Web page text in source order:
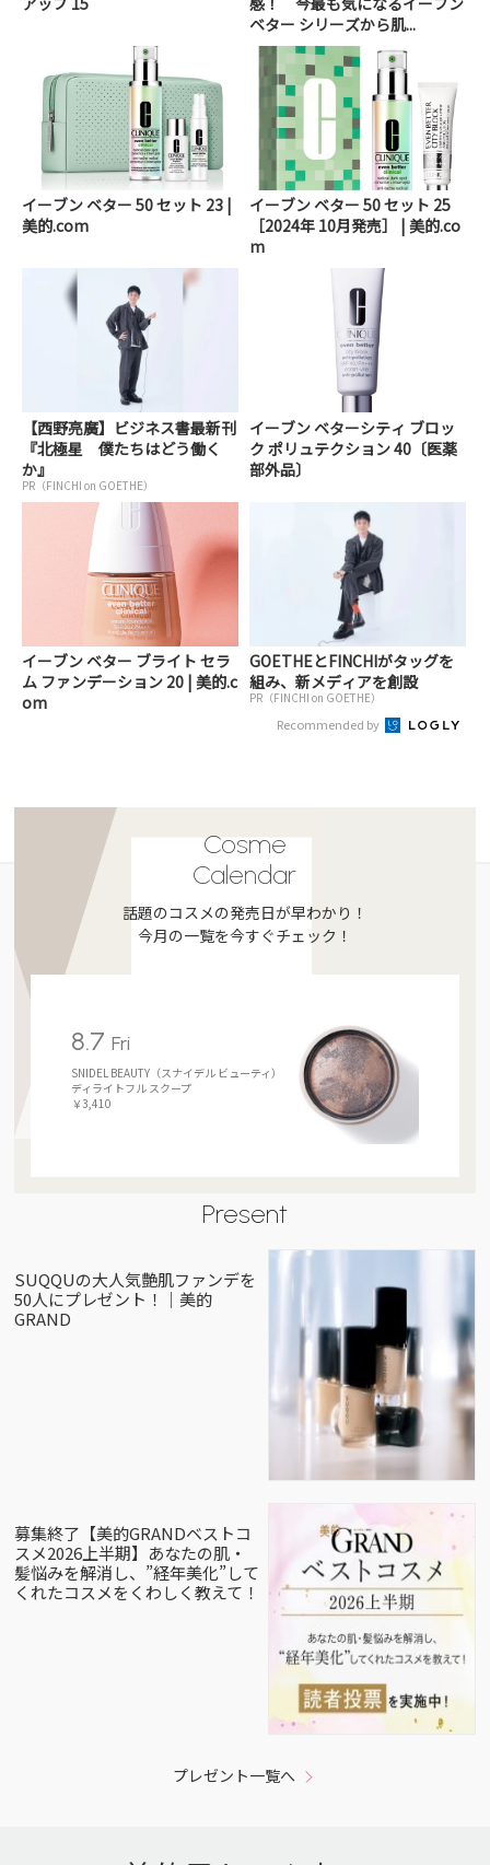
ベター シリーズから肌...
イーブン ベター 50 セット 23 |
美的.com
イーブン ベター 50 セット 25
［2024年 10月発売］ | 美的.co
m
【西野亮廣】ビジネス書最新刊
『北極星 僕たちはどう働く
か』
PR（FINCHI on GOETHE）
イーブン ベターシティ ブロッ
ク ポリュテクション 40〔医薬
部外品〕
イーブン ベター ブライト セラ
ム ファンデーション 20 | 美的.c
om
GOETHEとFINCHIがタッグを
組み、新メディアを創設
PR（FINCHI on GOETHE）
Recommended by
Cosme
Calendar
話題のコスメの発売日が早わかり！
今月の一覧を今すぐチェック！
8.7 Fri
SNIDEL BEAUTY（スナイデル ビューティ）
ディライトフル スクープ
￥3,410
Present
SUQQUの大人気艶肌ファンデを
50人にプレゼント！｜美的
GRAND
募集終了【美的GRANDベストコ
スメ2026上半期】あなたの肌・
髪悩みを解消し、”経年美化”して
くれたコスメをくわしく教えて！
プレゼント一覧へ